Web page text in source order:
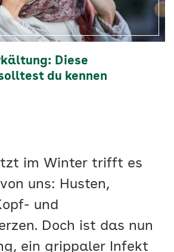
Diese
du kennen
im Winter trifft es
uns: Husten,
und
Doch ist das nun
ein grippaler Infekt